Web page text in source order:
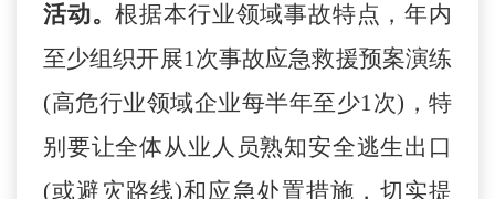
活动。根据本行业领域事故特点，年内
至少组织开展1次事故应急救援预案演练
(高危行业领域企业每半年至少1次)，特
别要让全体从业人员熟知安全逃生出口
(或避灾路线)和应急处置措施，切实提